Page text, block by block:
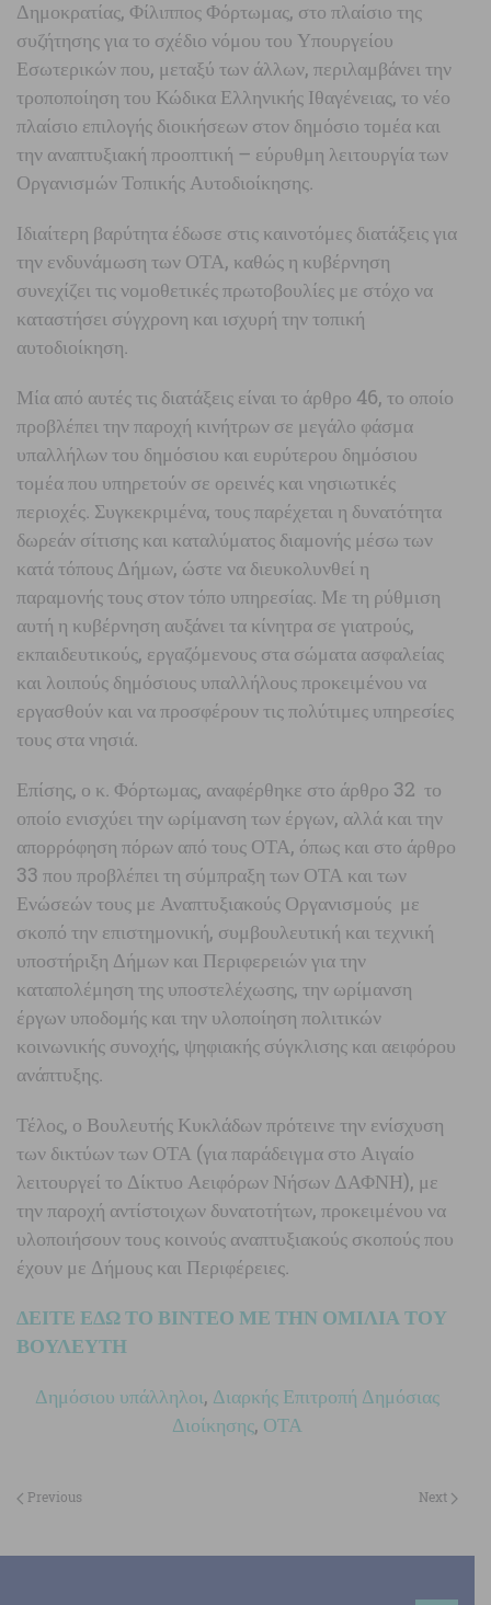
Δημοκρατίας, Φίλιππος Φόρτωμας, στο πλαίσιο της
συζήτησης για το σχέδιο νόμου του Υπουργείου
Εσωτερικών που, μεταξύ των άλλων, περιλαμβάνει την
τροποποίηση του Κώδικα Ελληνικής Ιθαγένειας, το νέο
πλαίσιο επιλογής διοικήσεων στον δημόσιο τομέα και
την αναπτυξιακή προοπτική – εύρυθμη λειτουργία των
Οργανισμών Τοπικής Αυτοδιοίκησης.
Ιδιαίτερη βαρύτητα έδωσε στις καινοτόμες διατάξεις για
την ενδυνάμωση των ΟΤΑ, καθώς η κυβέρνηση
συνεχίζει τις νομοθετικές πρωτοβουλίες με στόχο να
καταστήσει σύγχρονη και ισχυρή την τοπική
αυτοδιοίκηση.
Μία από αυτές τις διατάξεις είναι το άρθρο 46, το οποίο
προβλέπει την παροχή κινήτρων σε μεγάλο φάσμα
υπαλλήλων του δημόσιου και ευρύτερου δημόσιου
τομέα που υπηρετούν σε ορεινές και νησιωτικές
περιοχές. Συγκεκριμένα, τους παρέχεται η δυνατότητα
δωρεάν σίτισης και καταλύματος διαμονής μέσω των
κατά τόπους Δήμων, ώστε να διευκολυνθεί η
παραμονής τους στον τόπο υπηρεσίας. Με τη ρύθμιση
αυτή η κυβέρνηση αυξάνει τα κίνητρα σε γιατρούς,
εκπαιδευτικούς, εργαζόμενους στα σώματα ασφαλείας
και λοιπούς δημόσιους υπαλλήλους προκειμένου να
εργασθούν και να προσφέρουν τις πολύτιμες υπηρεσίες
τους στα νησιά.
Επίσης, ο κ. Φόρτωμας, αναφέρθηκε στο άρθρο 32 το
οποίο ενισχύει την ωρίμανση των έργων, αλλά και την
απορρόφηση πόρων από τους ΟΤΑ, όπως και στο άρθρο
33 που προβλέπει τη σύμπραξη των ΟΤΑ και των
Ενώσεών τους με Αναπτυξιακούς Οργανισμούς με
σκοπό την επιστημονική, συμβουλευτική και τεχνική
υποστήριξη Δήμων και Περιφερειών για την
καταπολέμηση της υποστελέχωσης, την ωρίμανση
έργων υποδομής και την υλοποίηση πολιτικών
κοινωνικής συνοχής, ψηφιακής σύγκλισης και αειφόρου
ανάπτυξης.
Τέλος, ο Βουλευτής Κυκλάδων πρότεινε την ενίσχυση
των δικτύων των ΟΤΑ (για παράδειγμα στο Αιγαίο
λειτουργεί το Δίκτυο Αειφόρων Νήσων ΔΑΦΝΗ), με
την παροχή αντίστοιχων δυνατοτήτων, προκειμένου να
υλοποιήσουν τους κοινούς αναπτυξιακούς σκοπούς που
έχουν με Δήμους και Περιφέρειες.
ΔΕΙΤΕ ΕΔΩ ΤΟ ΒΙΝΤΕΟ ΜΕ ΤΗΝ ΟΜΙΛΙΑ ΤΟΥ
ΒΟΥΛΕΥΤΗ
Δημόσιου υπάλληλοι, Διαρκής Επιτροπή Δημόσιας
Διοίκησης, ΟΤΑ
Previous Next